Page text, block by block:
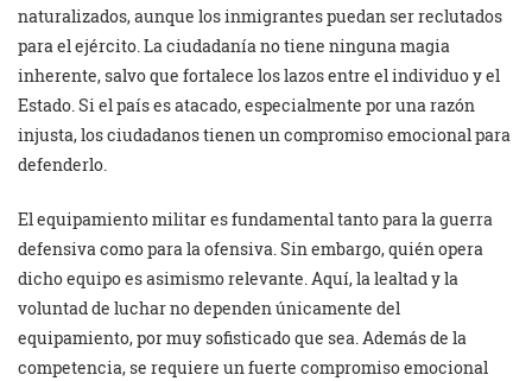
naturalizados, aunque los inmigrantes puedan ser reclutados
para el ejército. La ciudadanía no tiene ninguna magia
inherente, salvo que fortalece los lazos entre el individuo y el
Estado. Si el país es atacado, especialmente por una razón
injusta, los ciudadanos tienen un compromiso emocional para
defenderlo.
El equipamiento militar es fundamental tanto para la guerra
defensiva como para la ofensiva. Sin embargo, quién opera
dicho equipo es asimismo relevante. Aquí, la lealtad y la
voluntad de luchar no dependen únicamente del
equipamiento, por muy sofisticado que sea. Además de la
competencia, se requiere un fuerte compromiso emocional